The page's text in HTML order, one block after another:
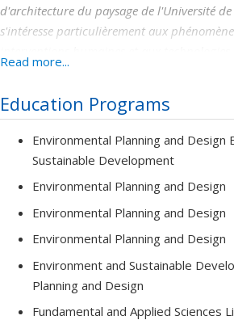
d'architecture du paysage de l'Université
s'intéresse particulièrement aux
recréent le paysage. Plus spécifiquement,
la rivière des Outaouais forment les
l'environnement bâti. La construction et
activités récréatives et les significations
les façons dont les gens ont vécu, interprété
retienne son attention.
Read more...
Education Programs
Environmental Planning and Design
Sustainable Development
Environmental Planning and Design
Environmental Planning and Design
Environmental Planning and Design
Environment and Sustainable
Planning and Design
Fundamental and Applied Sciences